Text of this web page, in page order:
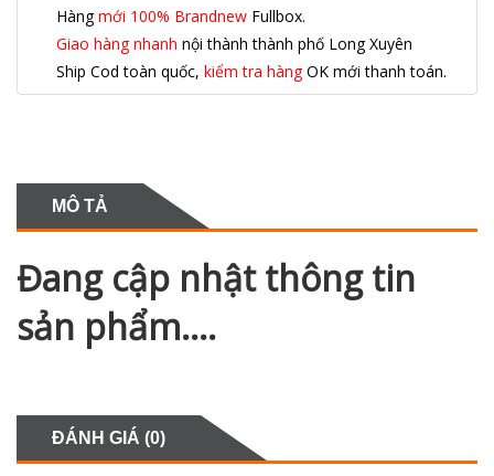
Hàngmới 100% Brandnew Fullbox.
Giao hàng nhanh nội thành thành phố Long Xuyên
Ship Cod toàn quốc, kiểm tra hàngOK mới thanh toán.
MÔ TẢ
Đang cập nhật thông tin
sản phẩm….
ĐÁNH GIÁ (0)